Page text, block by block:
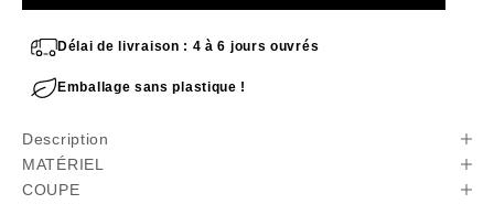
Délai de livraison : 4 à 6 jours ouvrés
Emballage sans plastique !
Description
MATÉRIEL
COUPE